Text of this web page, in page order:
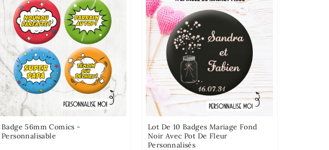
Badge 56mm Comics -
Personnalisable
Lot De 10 Badges Mariage Fond
Noir Avec Pot De Fleur
Personnalisés